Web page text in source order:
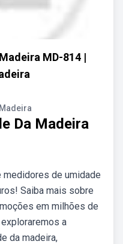
MD-814 |
Da Madeira
de umidade
Saiba mais sobre
em milhões de
a
da madeira,